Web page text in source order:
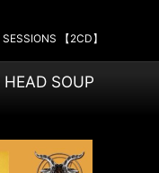
【2CD】
SOUP